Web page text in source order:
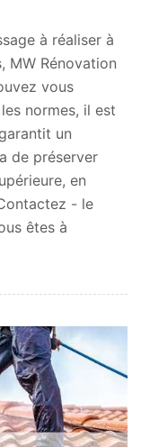
à réaliser à
MW Rénovation
vous
normes, il est
un
de préserver
en
- le
êtes à